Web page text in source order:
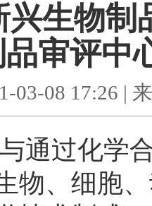
兴生物制
审评中
03-08 17:26 |
通过化学
物、细胞